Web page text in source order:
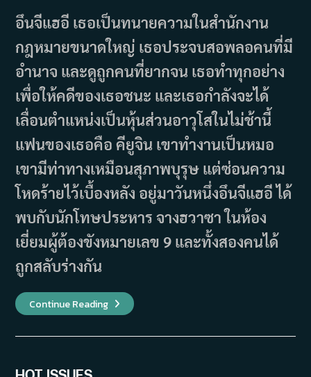
อึนจีแฮอี เธอเป็นทนายความในสำนักงาน
กฎหมายขนาดใหญ่ เธอประจบสอพลอคนที่มี
อำนาจ และดูถูกคนที่ยากจน เธอทำทุกอย่าง
เพื่อให้คดีของเธอชนะ และเธอกำลังจะได้
เลื่อนตำแหน่งเป็นหุ้นส่วนอาวุโสในไม่ช้านี้
แฟนของเธอคือ คียูจิน เขาทำงานเป็นหมอ
เขามีท่าทางเหมือนสุภาพบุรุษ แต่ซ่อนความ
โหดร้ายไว้เบื้องหลัง อยู่มาวันหนึ่งอึนจีแฮอี ได้
พบกับนักโทษประหาร จางฮวาซา ในห้อง
เยี่ยมผู้ต้องขังหมายเลข 9 และทั้งสองคนได้
ถูกสลับร่างกัน
Continue Readingเรื่อง
ย่อ
Room